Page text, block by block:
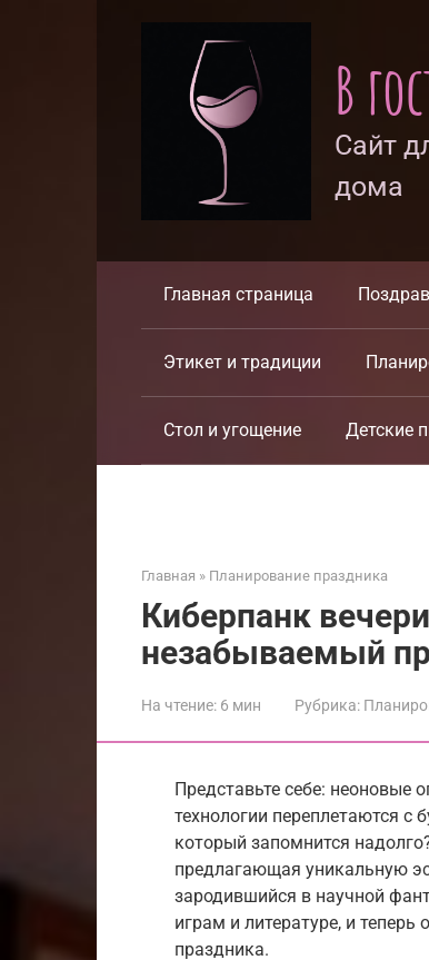
В
Сайт
дома
Главная страница
Этикет и традиции
Стол и угощение Детские
Главная » Планирование праздника
Киберпанк
незабываемый
На чтение: 6 мин Рубрика:
Представьте себе: неоновые
технологии переплетаются с
который запомнится
предлагающая уникальную
зародившийся в научной
играм и литературе, и
праздника.